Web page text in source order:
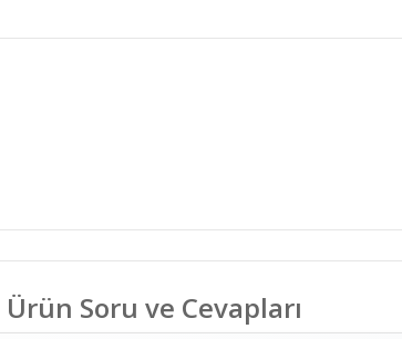
Ürün Soru ve Cevapları